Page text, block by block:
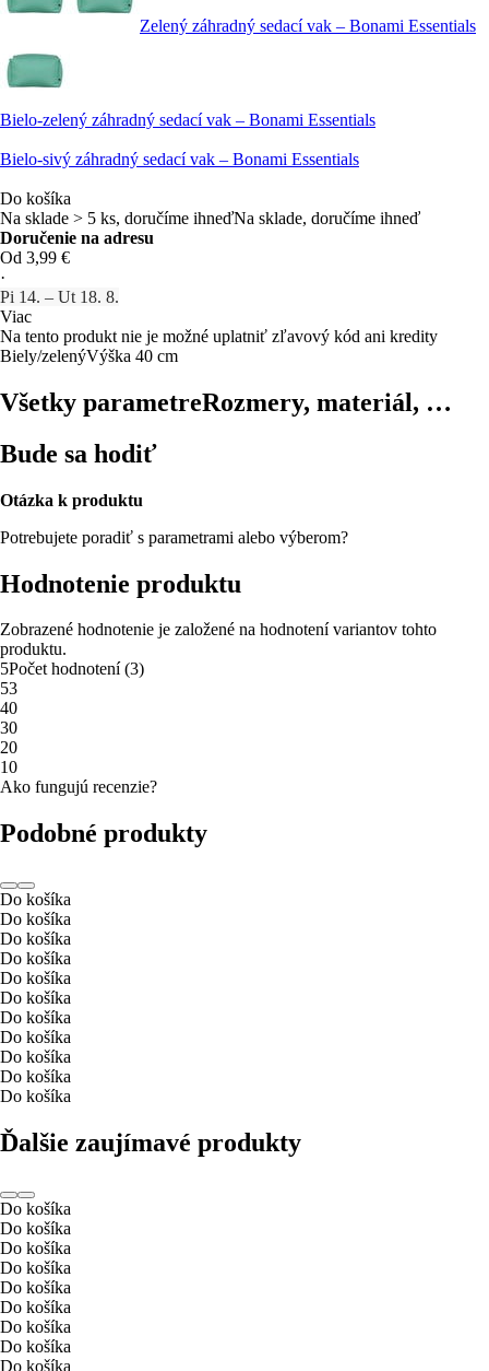
Zelený záhradný sedací vak – Bonami Essentials
Bielo-zelený záhradný sedací vak – Bonami Essentials
Bielo-sivý záhradný sedací vak – Bonami Essentials
Do košíka
Na sklade > 5 ks, doručíme ihneďNa sklade, doručíme ihneď
Doručenie na adresu
Od 3,99 €
·
Pi 14. – Ut 18. 8.
Viac
Na tento produkt nie je možné uplatniť zľavový kód ani kredity
Biely/zelenýVýška 40 cm
Všetky parametreRozmery, materiál, …
Bude sa hodiť
Otázka k produktu
Potrebujete poradiť s parametrami alebo výberom?
Hodnotenie produktu
Zobrazené hodnotenie je založené na hodnotení variantov tohto
produktu.
5Počet hodnotení(3)
53
40
30
20
10
Ako fungujú recenzie?
Podobné produkty
Do košíka
Do košíka
Do košíka
Do košíka
Do košíka
Do košíka
Do košíka
Do košíka
Do košíka
Do košíka
Do košíka
Ďalšie zaujímavé produkty
Do košíka
Do košíka
Do košíka
Do košíka
Do košíka
Do košíka
Do košíka
Do košíka
Do košíka